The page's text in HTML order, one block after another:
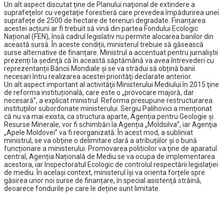
Un alt aspect discutat ţine de Planului naţional de extindere a
suprafeţelor cu vegetaţie forestieră care prevedea împădurirea unei
suprafețe de 2500 de hectare de terenuri degradate. Finanțarea
acestei acțiuni ar fi trebuit să vină din partea Fondului Ecologic
Național (FEN), însă cadrul legislativ nu permite alocarea banilor din
această sursă. În aceste condiții, ministerul trebuie să găsească
surse alternative de finanțare. Ministrul a accentuat pentru jurnaliștii
prezenți la şedinţă că în această săptămână va avea întrevederi cu
reprezentanții Băncii Mondiale și se va strădui să obțină banii
necesari întru realizarea acestei priorităţi declarate anterior.
Un alt aspect important al activităţii Ministerului Mediului în 2015 ţine
de reforma instituțională, care este o „provocare majoră, dar
necesară”, a explicat ministrul. Reforma presupune restructurarea
instituţiilor subordonate ministerului. Sergiu Palihovici a menționat
că nu va mai exista, ca structura aparte, Agenția pentru Geologie și
Resurse Minerale, vor fi schimbări la Agenția „Moldsilva”, iar Agenţia
„Apele Moldovei” va fi reorganizată. În acest mod, a subliniat
ministrul, se va obţine o delimitare clară a atribuțiilor și o bună
funcționare a ministerului. Promovarea politicilor va ţine de aparatul
central, Agenția Națională de Mediu se va ocupa de implementarea
acestora, iar Inspectoratul Ecologic de controlul respectării legislaţiei
de mediu. În același context, ministerul îşi va orienta forțele spre
găsirea unor noi surse de finanțare, în special asistenţă străină,
deoarece fondurile pe care le deține sunt limitate.